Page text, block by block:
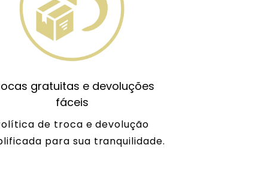
gratuitas e devoluções
fáceis
de troca e devolução
para sua tranquilidade.